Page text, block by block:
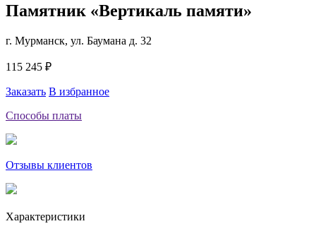
Памятник «Вертикаль памяти»
г. Мурманск, ул. Баумана д. 32
115 245 ₽
Заказать В избранное
Способы платы
Отзывы клиентов
Характеристики